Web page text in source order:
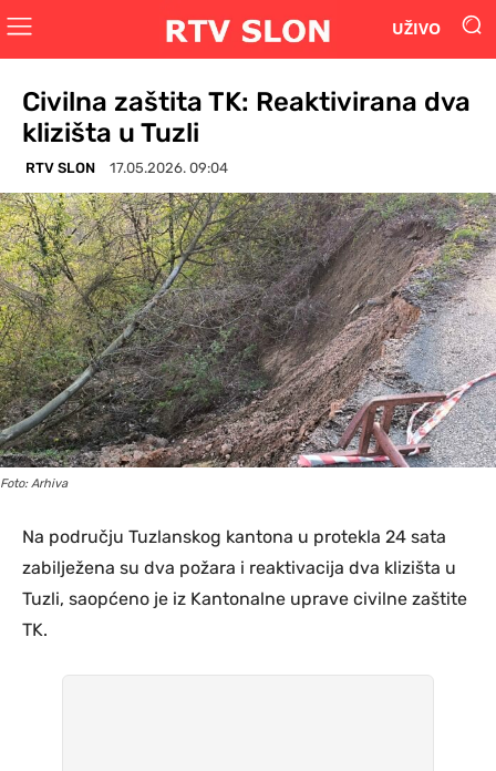
UŽIVO
Civilna zaštita TK: Reaktivirana dva
klizišta u Tuzli
RTV SLON 17.05.2026. 09:04
Foto: Arhiva
Na području Tuzlanskog kantona u protekla 24 sata
zabilježena su dva požara i reaktivacija dva klizišta u
Tuzli, saopćeno je iz Kantonalne uprave civilne zaštite
TK.